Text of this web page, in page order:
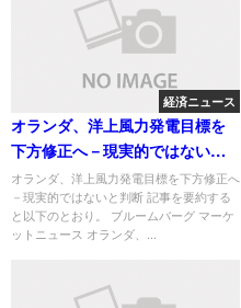
経済ニュース
オランダ、洋上風力発電目標を
下方修正へ－現実的ではないと
判断
オランダ、洋上風力発電目標を下方修正へ
－現実的ではないと判断 記事を要約する
と以下のとおり。 ブルームバーグ マーケ
ットニュース オランダ、...